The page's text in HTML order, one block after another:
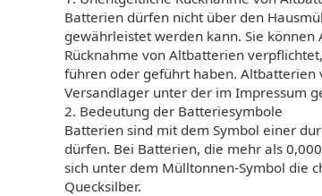
Batterien dürfen nicht über den
gewährleistet werden kann. Sie
Rücknahme von Altbatterien
führen oder geführt haben. Altbatterien
Versandlager unter der im Impressum
2. Bedeutung der Batteriesymbole
Batterien sind mit dem Symbol einer
dürfen. Bei Batterien, die mehr als
sich unter dem Mülltonnen-Symbol die
Quecksilber.